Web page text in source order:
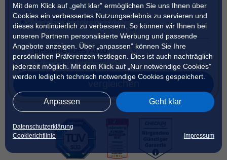
Mit dem Klick auf „geht klar” ermöglichen Sie uns Ihnen über
Cookies ein verbessertes Nutzungserlebnis zu servieren und
dieses kontinuierlich zu verbessern. So können wir Ihnen bei
unseren Partnern personalisierte Werbung und passende
Angebote anzeigen. Über „anpassen” können Sie Ihre
persönlichen Präferenzen festlegen. Dies ist auch nachträglich
jederzeit möglich. Mit dem Klick auf „Nur notwendige Cookies”
werden lediglich technisch notwendige Cookies gespeichert.
Anpassen Geht klar
Datenschutzerklärung
Cookierichtlinie
Impressum
Neu angeschafftes Auto
gebraucht oder neu, Zulassung
Bestehendes Auto
Versicherung wechseln
vergleichen